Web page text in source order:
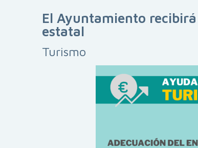
El Ayuntamiento
estatal
Turismo